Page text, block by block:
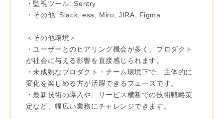
・監視ツール: Sentry
・その他: Slack, esa, Miro, JIRA, Figma
＜その他環境＞
・ユーザーとのヒアリング機会が多く、プロダクト
が社会に与える影響を直接感じられます。
・未成熟なプロダクト・チーム環境下で、主体的に
変化を楽しめる方が活躍できるフェーズです。
・最新技術の導入や、サービス横断での技術戦略策
定など、幅広い業務にチャレンジできます。